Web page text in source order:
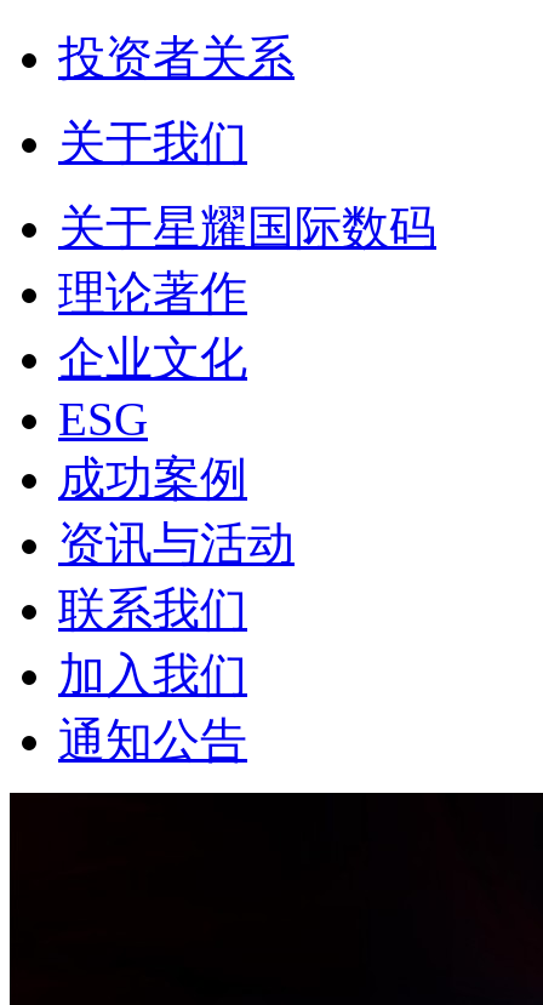
投资者关系
关于我们
关于星耀国际数码
理论著作
企业文化
ESG
成功案例
资讯与活动
联系我们
加入我们
通知公告